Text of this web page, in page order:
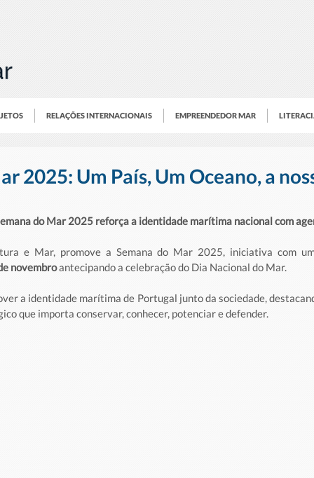
RELAÇÕES INTERNACIONAIS EMPREENDEDOR MAR
2025: Um País, Um Oceano, a
do Mar 2025 reforça a identidade marítima nacional com
e Mar, promove a Semana do Mar 2025, iniciativa com
novembro antecipando a celebração do Dia Nacional do Mar.
a identidade marítima de Portugal junto da sociedade,
que importa conservar, conhecer, potenciar e defender.